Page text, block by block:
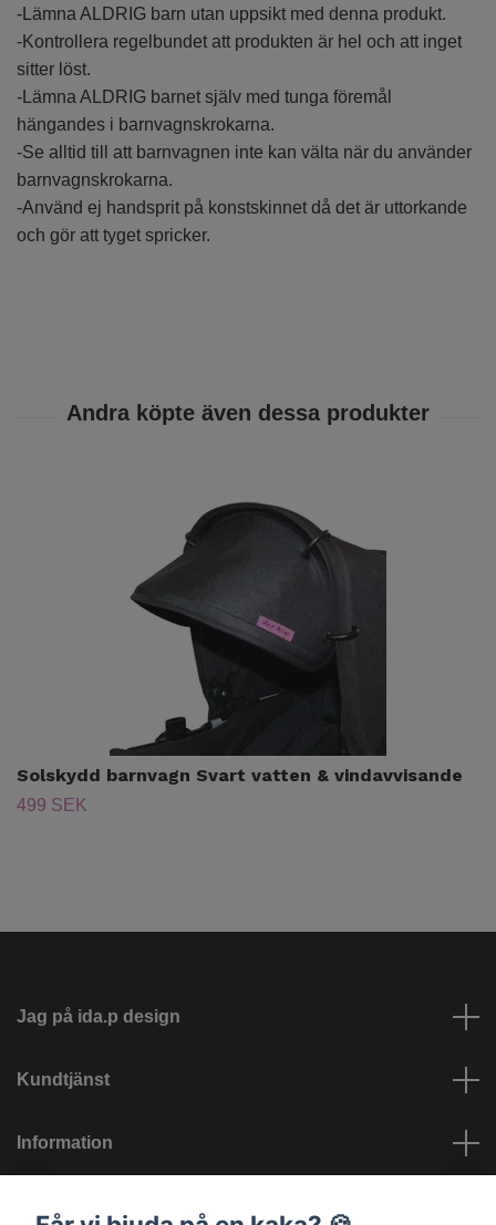
-Lämna ALDRIG barn utan uppsikt med denna produkt.
-Kontrollera regelbundet att produkten är hel och att inget
sitter löst.
-Lämna ALDRIG barnet själv med tunga föremål
hängandes i barnvagnskrokarna.
-Se alltid till att barnvagnen inte kan välta när du använder
barnvagnskrokarna.
-Använd ej handsprit på konstskinnet då det är uttorkande
och gör att tyget spricker.
Solskydd barnvagn Svart vatten & vindavvisande
499 SEK
Jag på ida.p design
Kundtjänst
Information